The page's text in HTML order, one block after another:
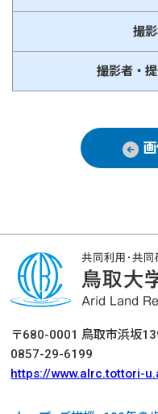
撮
撮影者・
〒680-0001 鳥取市浜坂
0857-29-6199
https://www.alrc.tottori-